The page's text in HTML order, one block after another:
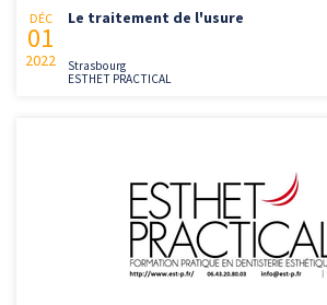
DÉC
01
2022
Le traitement de l'usure
Strasbourg
ESTHET PRACTICAL